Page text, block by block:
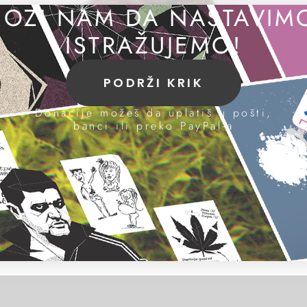
NAM DA
ISTRAŽUJEMO!
PODRŽI KRIK
Donacije možeš da uplatiš u pošti,
banci ili preko PayPal-a